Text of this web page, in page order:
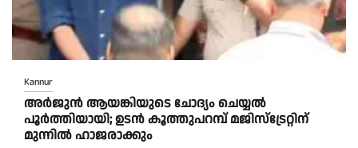
Kannur
അര്‍ജുന്‍ ആയങ്കിയുടെ ചോദ്യം ചെയ്യല്‍
പൂര്‍ത്തിയായി; ഉടന്‍ കൂത്തുപറമ്പ് മജിസ്ട്രേറ്റിന്
മുന്നില്‍ ഹാജരാക്കും